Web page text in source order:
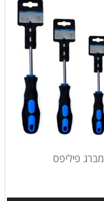
מברג פיליפס